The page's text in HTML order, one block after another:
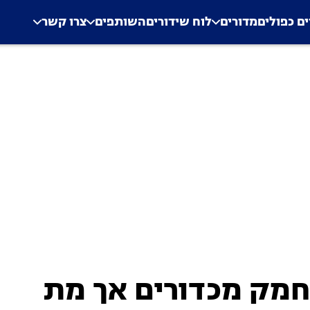
Application error: a
. כפוליםמדורים לוח שידוריםהשותפים צרו קשר
מכדורים אך מת